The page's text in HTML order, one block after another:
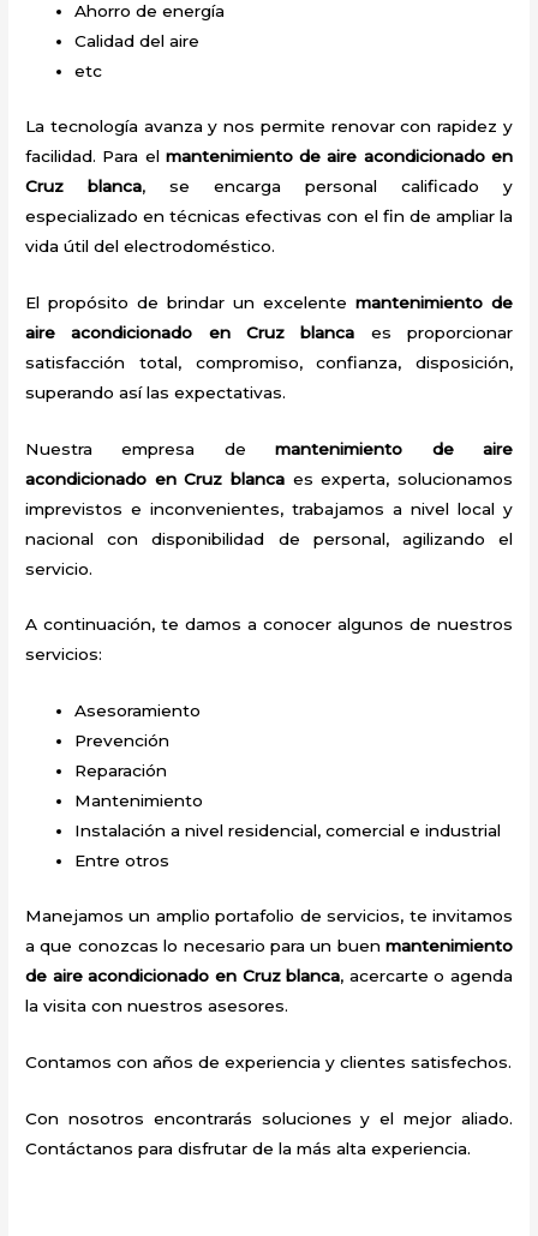
Ahorro de energía
Calidad del aire
etc
La tecnología avanza y nos permite renovar con rapidez y
facilidad. Para el mantenimiento de aire acondicionado en
Cruz blanca, se encarga personal calificado y
especializado en técnicas efectivas con el fin de ampliar la
vida útil del electrodoméstico.
El propósito de brindar un excelente mantenimiento de
aire acondicionado en Cruz blanca es proporcionar
satisfacción total, compromiso, confianza, disposición,
superando así las expectativas.
Nuestra empresa demantenimiento de aire
acondicionado en Cruz blanca es experta, solucionamos
imprevistos e inconvenientes, trabajamos a nivel local y
nacional con disponibilidad de personal, agilizando el
servicio.
A continuación, te damos a conocer algunos de nuestros
servicios:
Asesoramiento
Prevención
Reparación
Mantenimiento
Instalación a nivel residencial, comercial e industrial
Entre otros
Manejamos un amplio portafolio de servicios, te invitamos
a que conozcas lo necesario para un buen mantenimiento
de aire acondicionado en Cruz blanca, acercarte o agenda
la visita con nuestros asesores.
Contamos con años de experiencia y clientes satisfechos.
Con nosotros encontrarás soluciones y el mejor aliado.
Contáctanos para disfrutar de la más alta experiencia.